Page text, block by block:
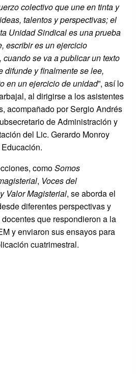
colectivo que une en tinta y
talentos y perspectivas; el
Unidad Sindical es una prueba
escribir es un ejercicio
se va a publicar un texto
difunde y finalmente se lee,
en un ejercicio de unidad”, así lo
al dirigirse a los asistentes
acompañado por Sergio Andrés
de Administración y
del Lic. Gerardo Monroy
comoSomos
, Voces del
Valor Magisterial, se aborda el
diferentes perspectivas y
que respondieron a la
y enviaron sus ensayos para
cuatrimestral.